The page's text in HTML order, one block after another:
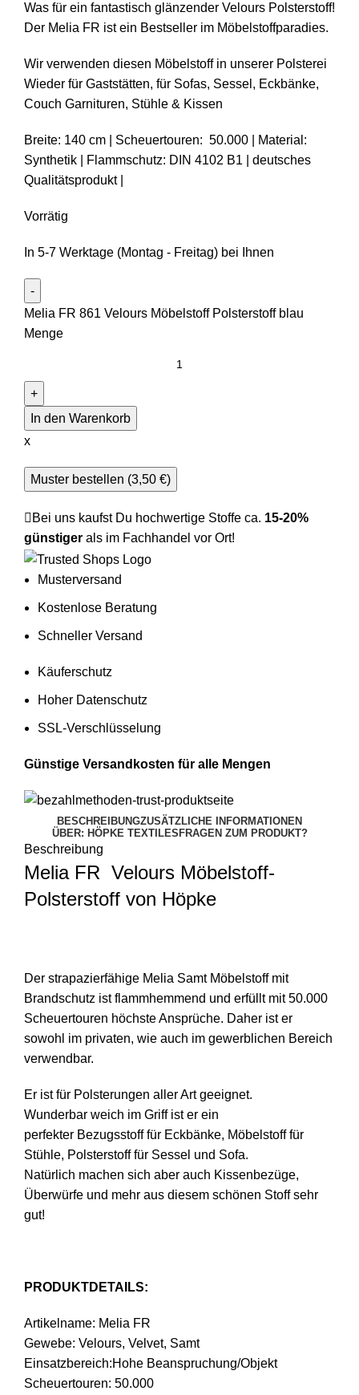
Was für ein fantastisch glänzender Velours Polsterstoff!
Der Melia FR ist ein Bestseller im Möbelstoffparadies.
Wir verwenden diesen Möbelstoff in unserer Polsterei
Wieder für Gaststätten, für Sofas, Sessel, Eckbänke,
Couch Garnituren, Stühle & Kissen
Breite: 140 cm | Scheuertouren: 50.000 | Material:
Synthetik | Flammschutz: DIN 4102 B1 | deutsches
Qualitätsprodukt |
Vorrätig
In 5-7 Werktage (Montag - Freitag) bei Ihnen
Melia FR 861 Velours Möbelstoff Polsterstoff blau
Menge
In den Warenkorb
x
Muster bestellen (3,50 €)
Bei uns kaufst Du hochwertige Stoffe ca. 15-20%
günstiger als im Fachhandel vor Ort!
Musterversand
Kostenlose Beratung
Schneller Versand
Käuferschutz
Hoher Datenschutz
SSL-Verschlüsselung
Günstige Versandkosten für alle Mengen
BESCHREIBUNGZUSÄTZLICHE INFORMATIONEN
ÜBER: HÖPKE TEXTILESFRAGEN ZUM PRODUKT?
Beschreibung
Melia FR Velours Möbelstoff-
Polsterstoff von Höpke
Der strapazierfähige Melia Samt Möbelstoff mit
Brandschutz ist flammhemmend und erfüllt mit 50.000
Scheuertouren höchste Ansprüche. Daher ist er
sowohl im privaten, wie auch im gewerblichen Bereich
verwendbar.
Er ist für Polsterungen aller Art geeignet.
Wunderbar weich im Griff ist er ein
perfekter Bezugsstoff für Eckbänke, Möbelstoff für
Stühle, Polsterstoff für Sessel und Sofa.
Natürlich machen sich aber auch Kissenbezüge,
Überwürfe und mehr aus diesem schönen Stoff sehr
gut!
PRODUKTDETAILS:
Artikelname: Melia FR
Gewebe: Velours, Velvet, Samt
Einsatzbereich:Hohe Beanspruchung/Objekt
Scheuertouren: 50.000